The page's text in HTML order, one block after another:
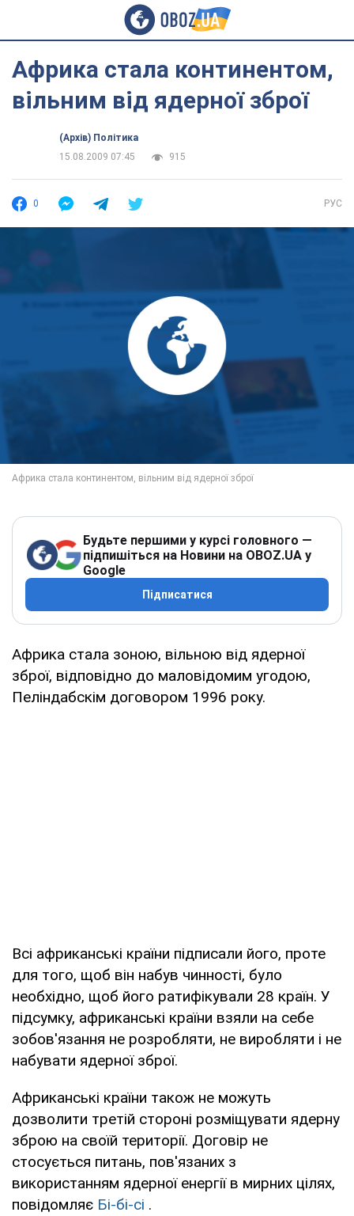
Африка стала континентом,
вільним від ядерної зброї
(Архів) Політика
15.08.2009 07:45
915
0 РУС
Будьте першими у курсі головного —
підпишіться на Новини на OBOZ.UA у
Google
Підписатися
Африка стала зоною, вільною від ядерної
зброї, відповідно до маловідомим угодою,
Пеліндабскім договором 1996 року.
Всі африканські країни підписали його, проте
для того, щоб він набув чинності, було
необхідно, щоб його ратифікували 28 країн. У
підсумку, африканські країни взяли на себе
зобов'язання не розробляти, не виробляти і не
набувати ядерної зброї.
Африканські країни також не можуть
дозволити третій стороні розміщувати ядерну
зброю на своїй території. Договір не
стосується питань, пов'язаних з
використанням ядерної енергії в мирних цілях,
повідомляє Бі-бі-сі .